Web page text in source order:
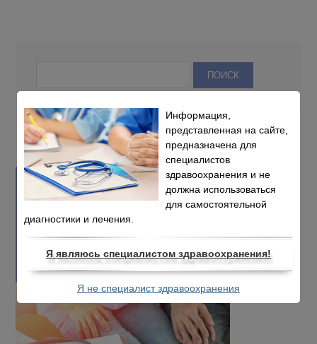
Информация,
представленная на сайте,
предназначена для
специалистов
здравоохранения и не
должна использоваться
для самостоятельной
диагностики и лечения.
Я являюсь специалистом здравоохранения!
Я не специалист здравоохранения